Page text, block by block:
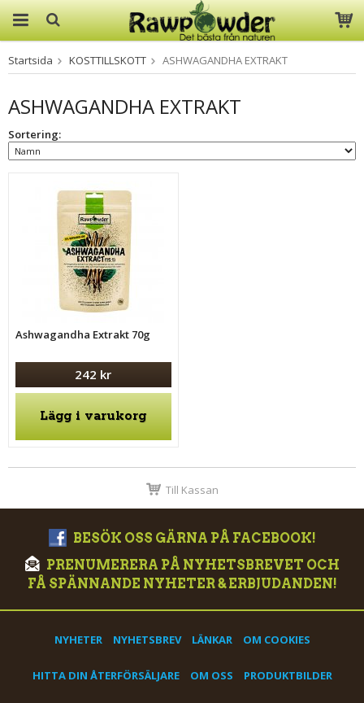
Produkten har blivit tillagd i
varukorgen
Startsida KOSTTILLSKOTT ASHWAGANDHA EXTRAKT
ASHWAGANDHA EXTRAKT
Sortering:
Ashwagandha Extrakt 70g
242 kr
Lägg i varukorg
Till Kassan
BESÖK OSS GÄRNA PÅ FACEBOOK!
PRENUMERERA PÅ NYHETSBREVET OCH
FÅ SPÄNNANDE NYHETER & ERBJUDANDEN!
NYHETER NYHETSBREV LÄNKAR OM COOKIES
HITTA DIN ÅTERFÖRSÄLJARE OM OSS PRODUKTBILDER